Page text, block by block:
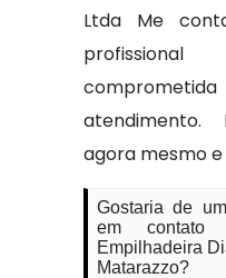
Ltda Me
agora mesmo
Gostaria de
em contato
Empilhadeira
Matarazzo?